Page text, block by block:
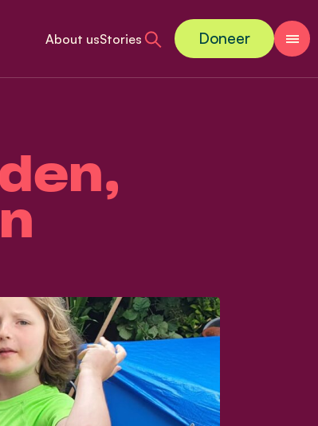
About usStories Doneer